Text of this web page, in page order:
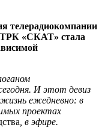
телерадиокомпании
ТРК «СКАТ» стала
И этот девиз
ежедневно: в
проектах
, в эфире.